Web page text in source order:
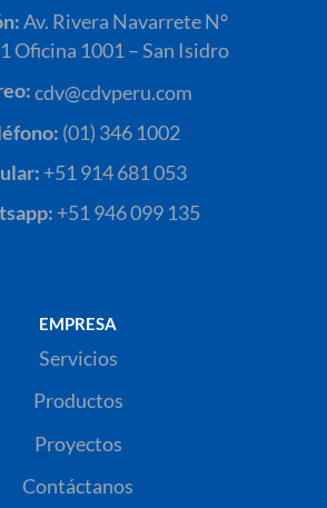
Av. Rivera Navarrete N°
Oficina 1001 – San Isidro
cdv@cdvperu.com
(01) 346 1002
+51 914 681 053
+51 946 099 135
EMPRESA
Servicios
Productos
Proyectos
Contáctanos